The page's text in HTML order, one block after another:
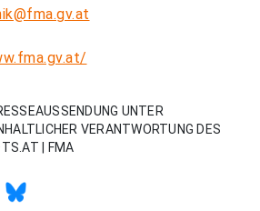
UNTER
VERANTWORTUNG DES
| FMA